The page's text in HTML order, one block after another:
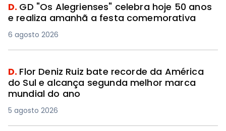
D. GD "Os Alegrienses" celebra hoje 50 anos
e realiza amanhã a festa comemorativa
6 agosto 2026
D. Flor Deniz Ruiz bate recorde da América
do Sul e alcança segunda melhor marca
mundial do ano
5 agosto 2026